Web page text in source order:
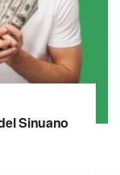
Sinuano